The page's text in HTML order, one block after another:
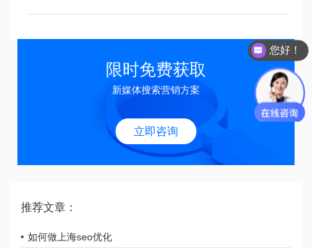
限时免费获取
新媒体搜索营销方案
立即咨询
推荐文章：
如何做上海seo优化
您好！